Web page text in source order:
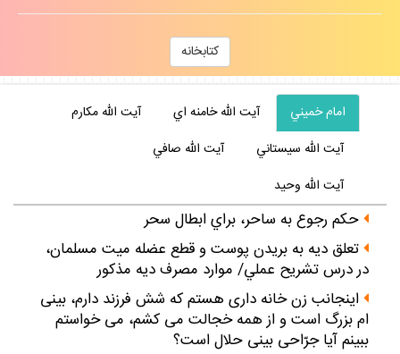
كتابخانه
امام خميني آيت الله خامنه اي
آيت الله مكارم
آيت الله سيستاني
آيت الله صافي
آيت الله وحيد
حكم رجوع به ساحر، براي ابطال سحر
تعلق ديه به بريدن پوست و قطع عضله ميت مسلمان،
در درس تشريح عملي/ موارد مصرف ديه مذكور
اينجانب زن خانه‏ دارى هستم كه شش فرزند دارم، بينى
‏ام بزرگ است و از همه خجالت مى‏ كشم، مى‏ خواستم
ببينم آيا جرّاحى بينى حلال است؟